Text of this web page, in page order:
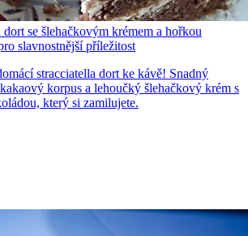
se šlehačkovým krémem a hořkou
slavnostnější příležitost
stracciatella dort ke kávě! Snadný
korpus a lehoučký šlehačkový krém s
který si zamilujete.